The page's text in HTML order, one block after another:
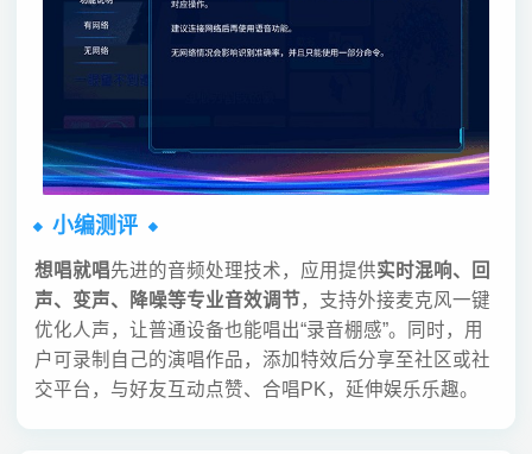
小编测评
想唱就唱先进的音频处理技术，应用提供实时混响、回
声、变声、降噪等专业音效调节，支持外接麦克风一键
优化人声，让普通设备也能唱出“录音棚感”。同时，用
户可录制自己的演唱作品，添加特效后分享至社区或社
交平台，与好友互动点赞、合唱PK，延伸娱乐乐趣。